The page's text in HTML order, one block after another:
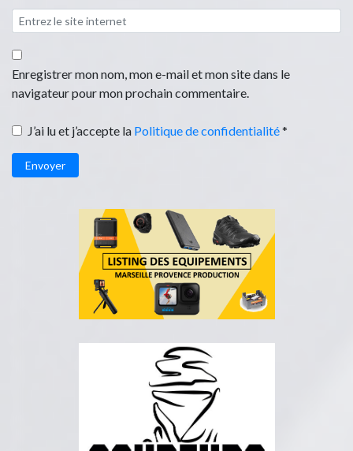
Enregistrer mon nom, mon e-mail et mon site dans le
navigateur pour mon prochain commentaire.
J’ai lu et j’accepte la Politique de confidentialité*
Envoyer